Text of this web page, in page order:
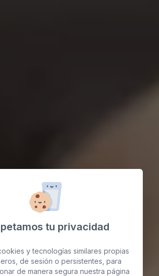
tu privacidad
y tecnologías similares propias
de sesión o persistentes, para
de manera segura nuestra página